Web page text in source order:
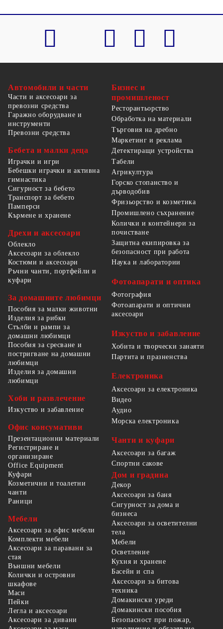
Автомобили и части
Части и аксесоари за
превозни средства
Гаражно оборудване и
инструменти
Превозни средства
Бебета и малки деца
Играчки и игри
Бебешки играчки и активна
гимнастика
Сигурност за бебето
Транспорт за бебето
Памперси
Кърмене и хранене
Дрехи и аксесоари
Облекло
Аксесоари за облекло
Костюми и аксесоари
Ръчни чанти, портфейли и
куфари
За домашните любимци
Пособия за малки животни
Изделия за рибки
Стълби и рампи за
домашни любимци
Пособия за сресване и
постригване на домашни
любимци
Изделия за домашни
любимци
Хоби и развлечение
Изкуство и забавление
Офис консумативи
Презентационни материали
Регистриране и
организиране
Office Equipment
Бизнес и
промишленост
Ресторантьорство
Обработка на материали
Търговия на дребно
Маркетинг и реклама
Детектиращи устройства
Табели
Агрикултура
Горско стопанство и
дърводобив
Фризьорство и козметика
Промишлено съхранение
Колички и контейнери за
почистване
Защитна екипировка за
безопасност при работа
Наука и лаборатории
Фотоапарати и оптика
Фотография
Фотоапарати и оптични
аксесоари
Изкуство и забавление
Хобита и творчески занаяти
Партита и празненства
Електроника
Аксесоари за електроника
Видео
Аудио
Морска електроника
Чанти и куфари
Аксесоари за багаж
Спортни сакове
Куфари
Козметични и тоалетни
чанти
Раници
Мебели
Аксесоари за офис мебели
Комплекти мебели
Аксесоари за паравани за
стая
Външни мебели
Колички и островни
шкафове
Маси
Пейки
Легла и аксесоари
Аксесоари за дивани
Дом и градина
Декор
Аксесоари за баня
Сигурност за дома и
бизнеса
Аксесоари за осветителни
тела
Мебели
Осветление
Кухня и хранене
Басейн и спа
Аксесоари за битова
техника
Домакински уреди
Домакински пособия
Безопасност при пожар,